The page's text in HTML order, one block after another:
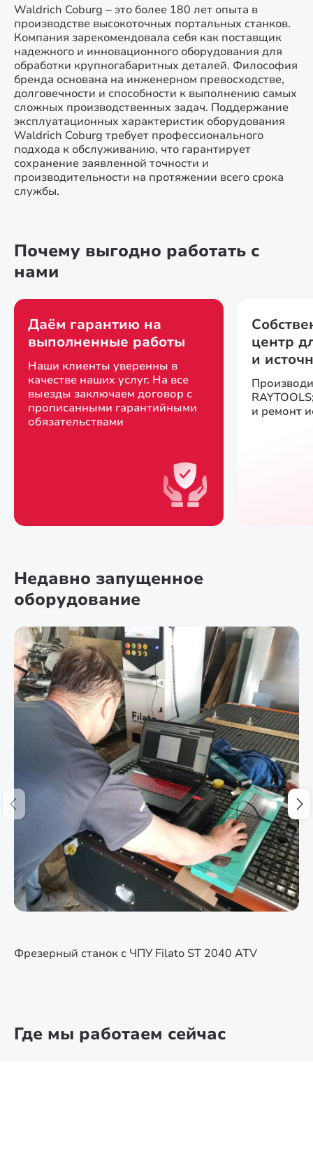
Waldrich Coburg – это более 180 лет опыта в
производстве высокоточных портальных станков.
Компания зарекомендовала себя как поставщик
надежного и инновационного оборудования для
обработки крупногабаритных деталей. Философия
бренда основана на инженерном превосходстве,
долговечности и способности к выполнению самых
сложных производственных задач. Поддержание
эксплуатационных характеристик оборудования
Waldrich Coburg требует профессионального
подхода к обслуживанию, что гарантирует
сохранение заявленной точности и
производительности на протяжении всего срока
службы.
Почему выгодно работать с
нами
Даём гарантию на
выполненные работы
Наши клиенты уверенны в
качестве наших услуг. На все
выезды заключаем договор с
прописанными гарантийными
обязательствами
центр
и
и ремонт
Недавно запущенное
оборудование
Фрезерный станок с ЧПУ Filato ST 2040 ATV
Где мы работаем сейчас